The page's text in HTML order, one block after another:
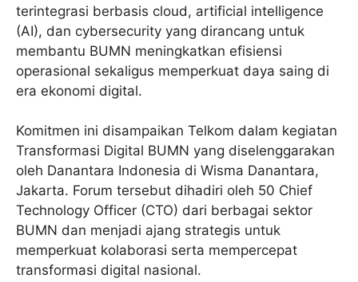
terintegrasi berbasis cloud, artificial intelligence
(AI), dan cybersecurity yang dirancang untuk
membantu BUMN meningkatkan efisiensi
operasional sekaligus memperkuat daya saing di
era ekonomi digital.
Komitmen ini disampaikan Telkom dalam kegiatan
Transformasi Digital BUMN yang diselenggarakan
oleh Danantara Indonesia di Wisma Danantara,
Jakarta. Forum tersebut dihadiri oleh 50 Chief
Technology Officer (CTO) dari berbagai sektor
BUMN dan menjadi ajang strategis untuk
memperkuat kolaborasi serta mempercepat
transformasi digital nasional.